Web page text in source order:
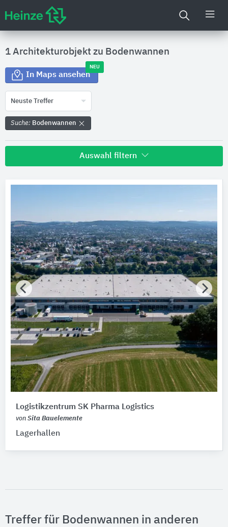
1 Architekturobjekt zu Bodenwannen
In Maps ansehen
NEU
Neuste Treffer
Suche: Bodenwannen
Auswahl filtern
Bitte auswählen
Hersteller
Sita Bauelemente 1
Gebäude
Bitte auswählen
Fertigstellung (Jahr)
Bitte wählen…
Baumaßnahme
Bitte auswählen
Tragwerkskonstruktion
Bitte auswählen
Vollgeschosse
Zertifikat vorhanden
Logistikzentrum SK Pharma Logistics
von Sita Bauelemente
Lagerhallen
Treffer für Bodenwannen in anderen